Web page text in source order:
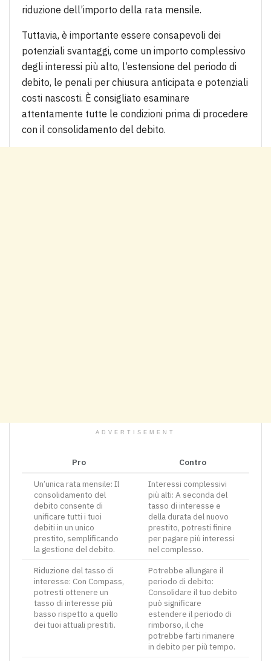
riduzione dell’importo della rata mensile.
Tuttavia, è importante essere consapevoli dei
potenziali svantaggi, come un importo complessivo
degli interessi più alto, l’estensione del periodo di
debito, le penali per chiusura anticipata e potenziali
costi nascosti. È consigliato esaminare
attentamente tutte le condizioni prima di procedere
con il consolidamento del debito.
ADVERTISEMENT
Pro
Contro
Un’unica rata mensile: Il
consolidamento del
debito consente di
unificare tutti i tuoi
debiti in un unico
prestito, semplificando
la gestione del debito.
Interessi complessivi
più alti: A seconda del
tasso di interesse e
della durata del nuovo
prestito, potresti finire
per pagare più interessi
nel complesso.
Riduzione del tasso di
interesse: Con Compass,
potresti ottenere un
tasso di interesse più
basso rispetto a quello
dei tuoi attuali prestiti.
Potrebbe allungare il
periodo di debito:
Consolidare il tuo debito
può significare
estendere il periodo di
rimborso, il che
potrebbe farti rimanere
in debito per più tempo.